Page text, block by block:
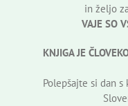
in željo
VAJE SO
KNJIGA JE
Polepšajte si dan